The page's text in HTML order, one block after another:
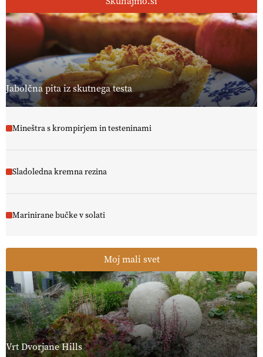
Jabolčna pita iz skutnega testa
Mineštra s krompirjem in testeninami
Sladoledna kremna rezina
Marinirane bučke v solati
Moj mali svet
Vrt Dvorjane Hills